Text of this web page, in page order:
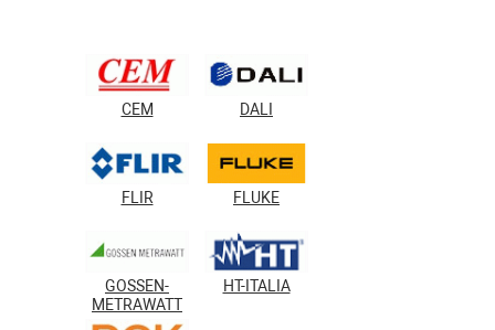
CEM DALI
FLIR FLUKE
GOSSEN-
METRAWATT
HT-ITALIA